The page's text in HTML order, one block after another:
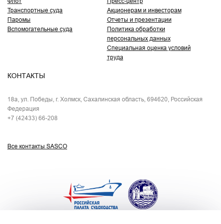
Транспортные суда
Паромы
Вспомогательные суда
Акционерам и инвесторам
Отчеты и презентации
Политика обработки
персональных данных
Специальная оценка условий
труда
КОНТАКТЫ
18а, ул. Победы, г. Холмск, Сахалинская область, 694620, Российская
Федерация
+7 (42433) 66-208
Все контакты SASCO